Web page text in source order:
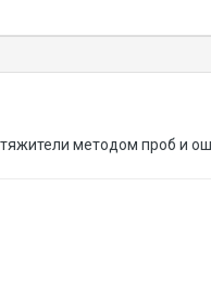
методом проб и